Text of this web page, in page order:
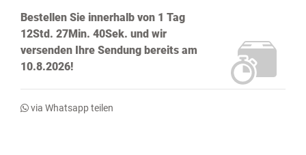
Bestellen Sie innerhalb von 1 Tag
12Std. 27Min. 39Sek. und wir
versenden Ihre Sendung bereits am
10.8.2026!
via Whatsapp teilen